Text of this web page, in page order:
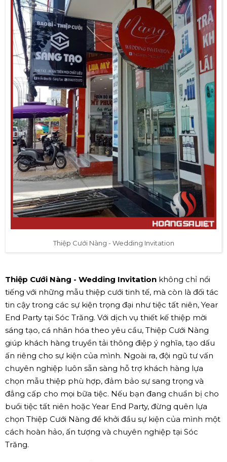
Thiệp Cưới Nàng - Wedding Invitation
Thiệp Cưới Nàng - Wedding Invitation không chỉ nổi
tiếng với những mẫu thiệp cưới tinh tế, mà còn là đối tác
tin cậy trong các sự kiện trọng đại như tiệc tất niên, Year
End Party tại Sóc Trăng. Với dịch vụ thiết kế thiệp mời
sáng tạo, cá nhân hóa theo yêu cầu, Thiệp Cưới Nàng
giúp khách hàng truyền tải thông điệp ý nghĩa, tạo dấu
ấn riêng cho sự kiện của mình. Ngoài ra, đội ngũ tư vấn
chuyên nghiệp luôn sẵn sàng hỗ trợ khách hàng lựa
chọn mẫu thiệp phù hợp, đảm bảo sự sang trọng và
đẳng cấp cho mọi bữa tiệc. Nếu bạn đang chuẩn bị cho
buổi tiệc tất niên hoặc Year End Party, đừng quên lựa
chọn Thiệp Cưới Nàng để khởi đầu sự kiện của mình một
cách hoàn hảo, ấn tượng và chuyên nghiệp tại Sóc
Trăng.